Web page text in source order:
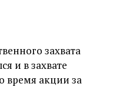
захвата
и в захвате
время акции за